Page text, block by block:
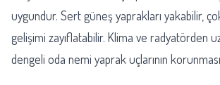
uygundur. Sert güneş yaprakları yakabilir,
gelişimi zayıflatabilir. Klima ve radyatörden
dengeli oda nemi yaprak uçlarının